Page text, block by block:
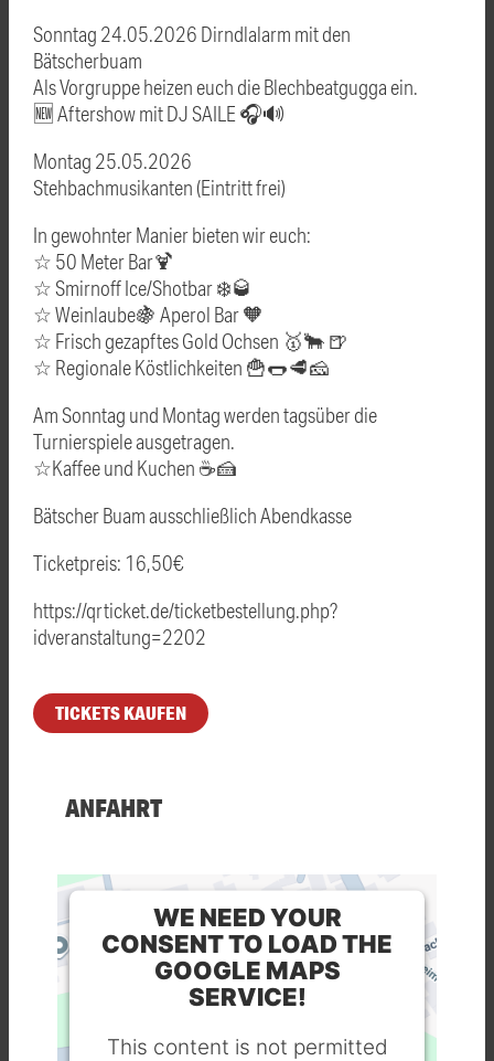
Sonntag 24.05.2026 Dirndlalarm mit den
Bätscherbuam
Als Vorgruppe heizen euch die Blechbeatgugga ein.
🆕️ Aftershow mit DJ SAILE 🎧🔊
Montag 25.05.2026
Stehbachmusikanten (Eintritt frei)
In gewohnter Manier bieten wir euch:
☆ 50 Meter Bar🍹
☆ Smirnoff Ice/Shotbar ❄️🥃
☆ Weinlaube🍇 Aperol Bar 🧡
☆ Frisch gezapftes Gold Ochsen 🥇🐂 🍺
☆ Regionale Köstlichkeiten 🍟🌭🥩🧀
Am Sonntag und Montag werden tagsüber die
Turnierspiele ausgetragen.
☆Kaffee und Kuchen ☕️🍰
Bätscher Buam ausschließlich Abendkasse
Ticketpreis: 16,50€
https://qrticket.de/ticketbestellung.php?
idveranstaltung=2202
TICKETS KAUFEN
ANFAHRT
WE NEED YOUR
CONSENT TO LOAD THE
GOOGLE MAPS
SERVICE!
This content is not permitted